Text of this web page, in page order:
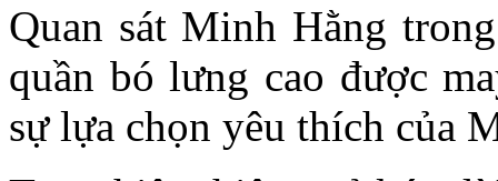
Quan sát Minh Hằng
quần bó lưng cao được
sự lựa chọn yêu thích của